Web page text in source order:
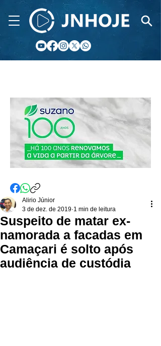
Suspeito de matar ex-
namorada a facadas em
Camaçari é solto após
audiência de custódia
Alirio Júnior
3 de dez. de 2019 1 min de leitura